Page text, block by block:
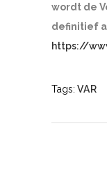
wordt de
definitief
https://
Tags: VAR